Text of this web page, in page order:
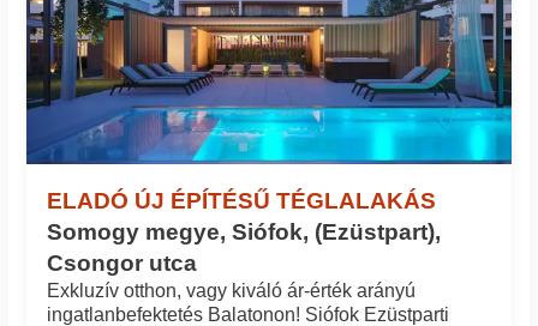
ELADÓ ÚJ ÉPÍTÉSŰ TÉGLALAKÁS
Somogy megye, Siófok, (Ezüstpart),
Csongor utca
Exkluzív otthon, vagy kiváló ár-érték arányú
ingatlanbefektetés Balatonon! Siófok Ezüstparti